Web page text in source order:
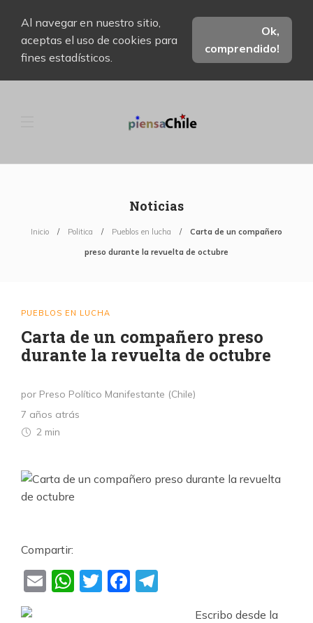
Al navegar en nuestro sitio,
aceptas el uso de cookies para
fines estadísticos.
Ok,
comprendido!
Noticias
Inicio Politica Pueblos en lucha Carta de un compañero
preso durante la revuelta de octubre
PUEBLOS EN LUCHA
Carta de un compañero preso
durante la revuelta de octubre
por Preso Político Manifestante (Chile)
7 años atrás
2 min
Compartir:
EmailWhatsApp
TwitterFacebook
Escribo desde la